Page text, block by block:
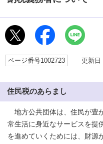
ページ番号1002723 更新日
住民税のあらまし
地方公共団体は、住民が豊
常生活に身近なサービスを提
を進めていくためには、財源